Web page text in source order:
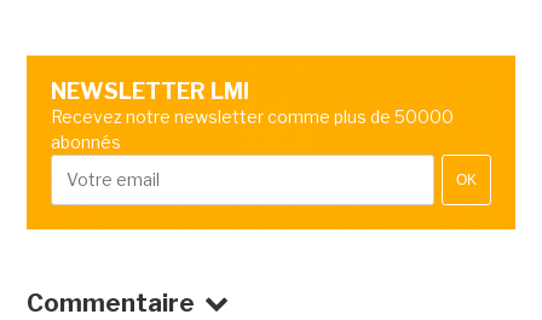
NEWSLETTER LMI
Recevez notre newsletter comme plus de 50000
abonnés
OK
Commentaire